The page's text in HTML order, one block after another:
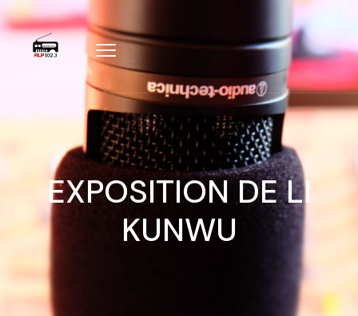
EXPOSITION DE LI
KUNWU